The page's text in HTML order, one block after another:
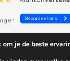
je de beste